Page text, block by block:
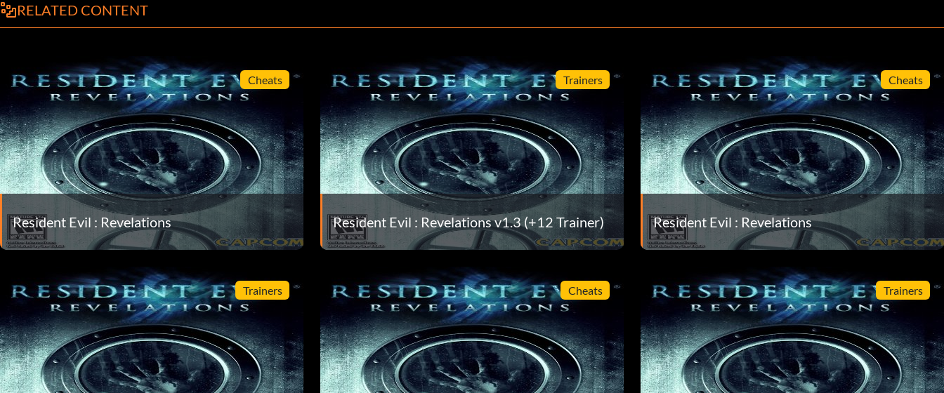
RELATED CONTENT
Cheats
Resident Evil : Revelations
Trainers
Resident Evil : Revelations v1.3 (+12 Trainer)
Cheats
Resident Evil : Revelations
Trainers Cheats Trainers